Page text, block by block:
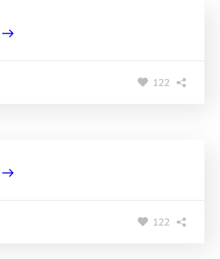
122
122